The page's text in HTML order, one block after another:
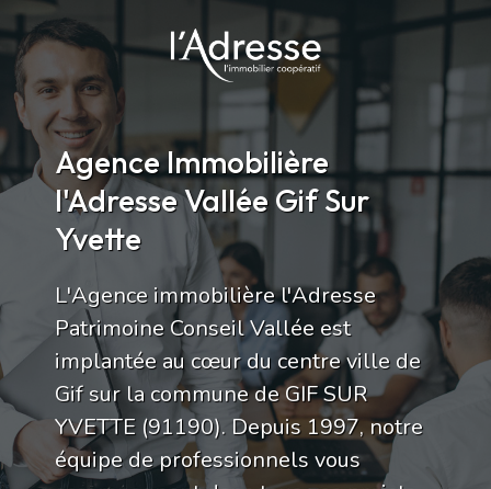
Agence Immobilière
l'Adresse Vallée Gif Sur
Yvette
L'Agence immobilière l'Adresse
Patrimoine Conseil Vallée est
implantée au cœur du centre ville de
Gif sur la commune de GIF SUR
YVETTE (91190). Depuis 1997, notre
équipe de professionnels vous